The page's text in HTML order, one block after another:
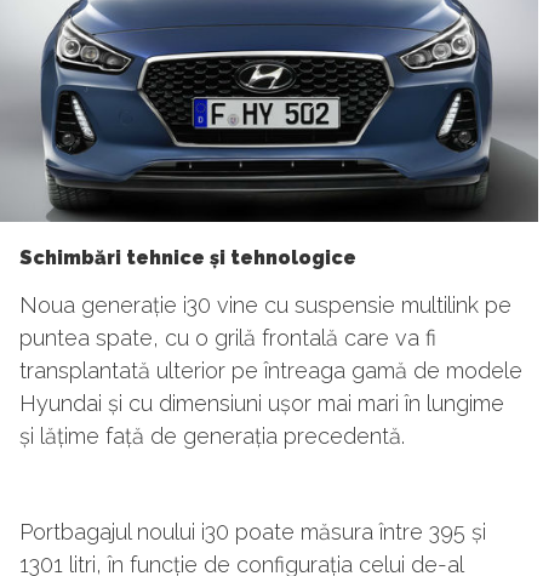
Schimbări tehnice și tehnologice
Noua generație i30 vine cu suspensie multilink pe
puntea spate, cu o grilă frontală care va fi
transplantată ulterior pe întreaga gamă de modele
Hyundai și cu dimensiuni ușor mai mari în lungime
și lățime față de generația precedentă.
Portbagajul noului i30 poate măsura între 395 și
1301 litri, în funcție de configurația celui de-al